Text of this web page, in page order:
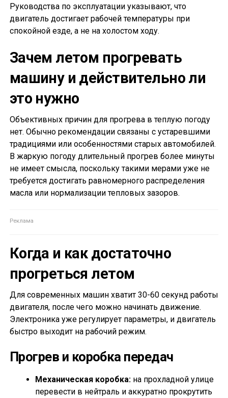
Руководства по эксплуатации указывают, что
двигатель достигает рабочей температуры при
спокойной езде, а не на холостом ходу.
Зачем летом прогревать
машину и действительно ли
это нужно
Объективных причин для прогрева в теплую погоду
нет. Обычно рекомендации связаны с устаревшими
традициями или особенностями старых автомобилей.
В жаркую погоду длительный прогрев более минуты
не имеет смысла, поскольку такими мерами уже не
требуется достигать равномерного распределения
масла или нормализации тепловых зазоров.
Когда и как достаточно
прогреться летом
Для современных машин хватит 30-60 секунд работы
двигателя, после чего можно начинать движение.
Электроника уже регулирует параметры, и двигатель
быстро выходит на рабочий режим.
Прогрев и коробка передач
Механическая коробка:на прохладной улице
перевести в нейтраль и аккуратно прокрутить